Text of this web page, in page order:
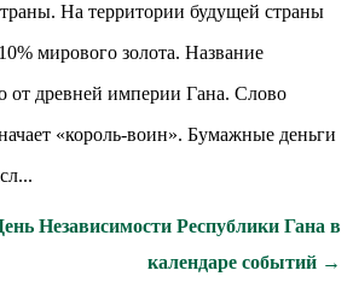
На территории будущей страны
мирового золота. Название
от древней империи Гана. Слово
«король-воин». Бумажные деньги
Независимости Республики Гана в
календаре событий →